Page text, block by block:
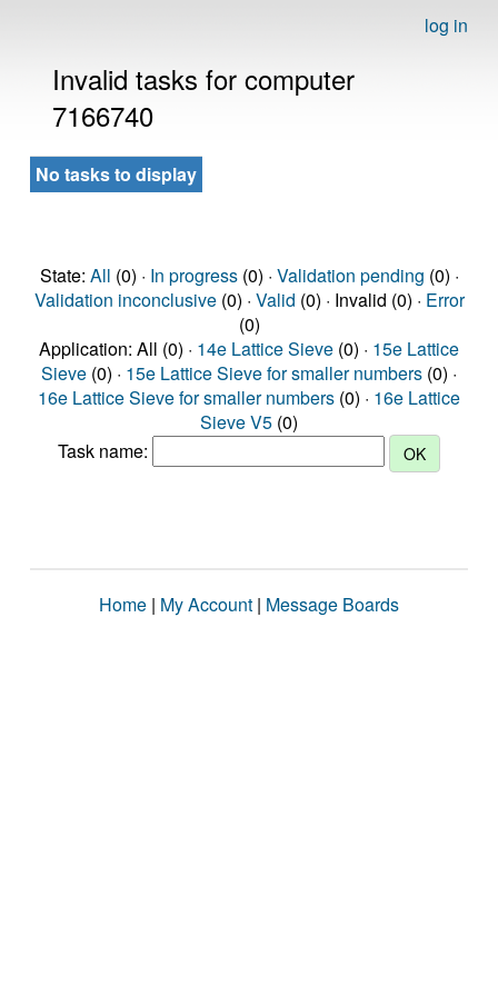
log in
Invalid tasks for computer
7166740
No tasks to display
State: All (0) · In progress(0) · Validation pending (0) ·
Validation inconclusive(0) · Valid (0) · Invalid (0) · Error
(0)
Application: All (0) · 14e Lattice Sieve (0) · 15e Lattice
Sieve (0) · 15e Lattice Sieve for smaller numbers (0) ·
16e Lattice Sieve for smaller numbers (0) · 16e Lattice
Sieve V5 (0)
Task name:
Home | My Account | Message Boards